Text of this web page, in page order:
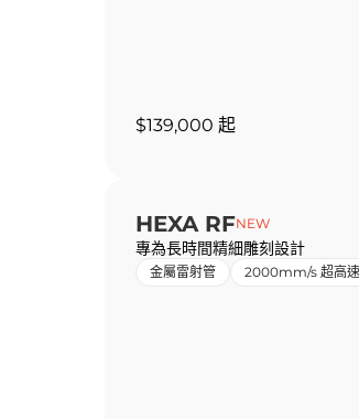
$139,000 起
HEXA RFNEW
專為長時間精細雕刻設計
金屬雷射管 2000mm/s 超高速